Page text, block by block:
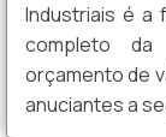
Industriais é a
completo
orçamento de
anuciantes a